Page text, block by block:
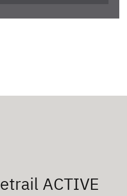
ACTIVE